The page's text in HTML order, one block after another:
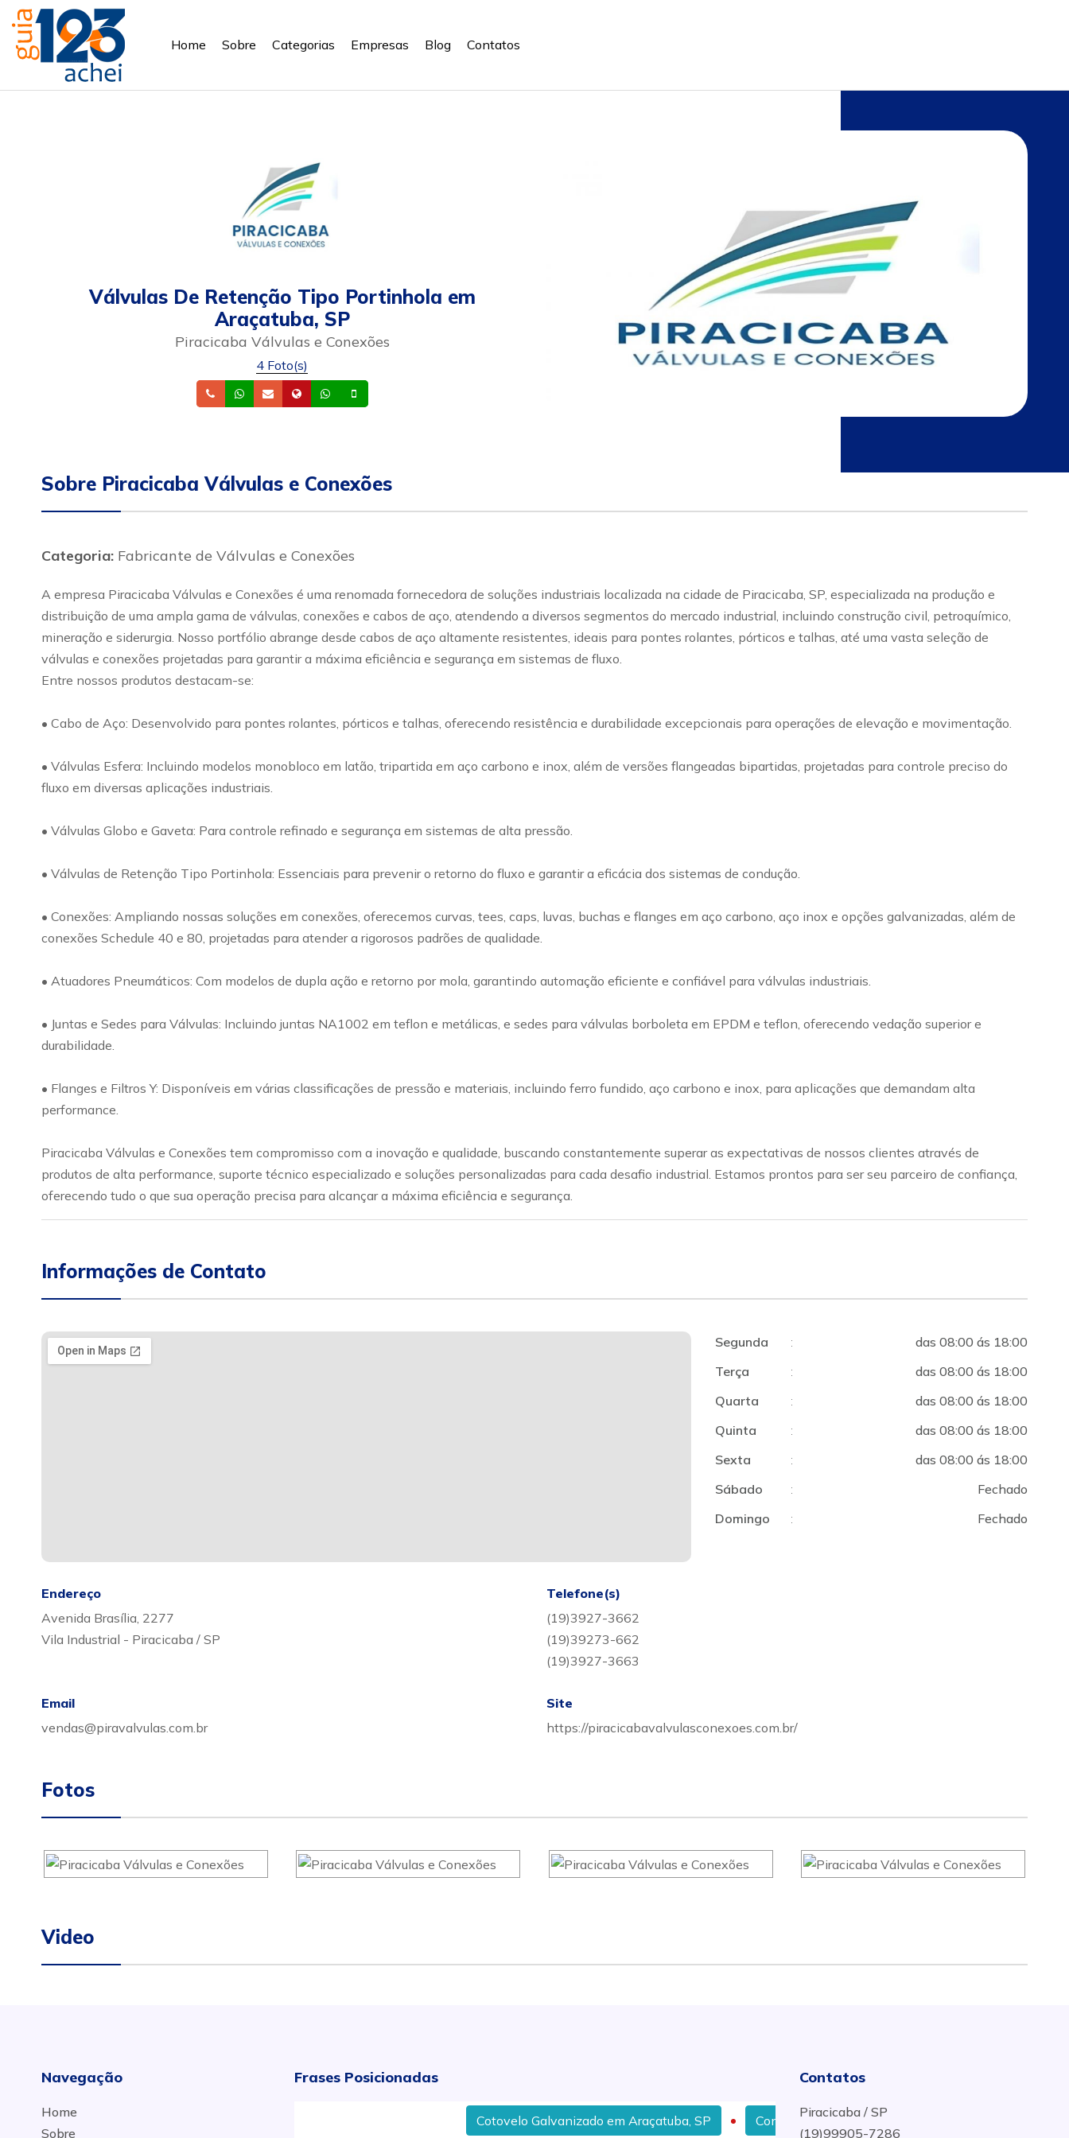
Home Sobre Categorias Empresas Blog Contatos
Válvulas De Retenção Tipo Portinhola em
Araçatuba, SP
Piracicaba Válvulas e Conexões
4 Foto(s)
TelefoneWhatsapp
Email Site Whatsapp
Sobre Piracicaba Válvulas e Conexões
Categoria: Fabricante de Válvulas e Conexões
A empresa Piracicaba Válvulas e Conexões é uma renomada fornecedora de soluções industriais localizada na cidade de Piracicaba, SP, especializada na produção e
distribuição de uma ampla gama de válvulas, conexões e cabos de aço, atendendo a diversos segmentos do mercado industrial, incluindo construção civil, petroquímico,
mineração e siderurgia. Nosso portfólio abrange desde cabos de aço altamente resistentes, ideais para pontes rolantes, pórticos e talhas, até uma vasta seleção de
válvulas e conexões projetadas para garantir a máxima eficiência e segurança em sistemas de fluxo.
Entre nossos produtos destacam-se:
• Cabo de Aço: Desenvolvido para pontes rolantes, pórticos e talhas, oferecendo resistência e durabilidade excepcionais para operações de elevação e movimentação.
• Válvulas Esfera: Incluindo modelos monobloco em latão, tripartida em aço carbono e inox, além de versões flangeadas bipartidas, projetadas para controle preciso do
fluxo em diversas aplicações industriais.
• Válvulas Globo e Gaveta: Para controle refinado e segurança em sistemas de alta pressão.
• Válvulas de Retenção Tipo Portinhola: Essenciais para prevenir o retorno do fluxo e garantir a eficácia dos sistemas de condução.
• Conexões: Ampliando nossas soluções em conexões, oferecemos curvas, tees, caps, luvas, buchas e flanges em aço carbono, aço inox e opções galvanizadas, além de
conexões Schedule 40 e 80, projetadas para atender a rigorosos padrões de qualidade.
• Atuadores Pneumáticos: Com modelos de dupla ação e retorno por mola, garantindo automação eficiente e confiável para válvulas industriais.
• Juntas e Sedes para Válvulas: Incluindo juntas NA1002 em teflon e metálicas, e sedes para válvulas borboleta em EPDM e teflon, oferecendo vedação superior e
durabilidade.
• Flanges e Filtros Y: Disponíveis em várias classificações de pressão e materiais, incluindo ferro fundido, aço carbono e inox, para aplicações que demandam alta
performance.
Piracicaba Válvulas e Conexões tem compromisso com a inovação e qualidade, buscando constantemente superar as expectativas de nossos clientes através de
produtos de alta performance, suporte técnico especializado e soluções personalizadas para cada desafio industrial. Estamos prontos para ser seu parceiro de confiança,
oferecendo tudo o que sua operação precisa para alcançar a máxima eficiência e segurança.
Informações de Contato
Segunda :
das 08:00 ás 18:00
Terça
:
das 08:00 ás 18:00
Quarta
:
das 08:00 ás 18:00
Quinta
:
das 08:00 ás 18:00
Sexta
:
das 08:00 ás 18:00
Sábado
:
Fechado
Domingo
: Fechado
Endereço
Avenida Brasília, 2277
Vila Industrial - Piracicaba / SP
Telefone(s)
(19)3927-3662
(19)39273-662
(19)3927-3663
Email
vendas@piravalvulas.com.br
Site
https://piracicabavalvulasconexoes.com.br/
Fotos
Video
Navegação
Home
Sobre
Frases Posicionadas
Cotovelo Galvanizado em Araçatuba, SP Conexões Aço Carbono Schedule 80 em Campo Grande -
Contatos
Piracicaba / SP
(19)99905-7286